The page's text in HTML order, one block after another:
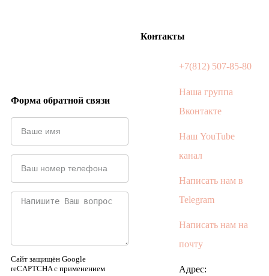
Форма обратной связи
Сайт защищён Google
reCAPTCHA с применением
Контакты
+7(812) 507-85-80
Наша группа
Вконтакте
Наш YouTube
канал
Написать нам в
Telegram
Написать нам на
почту
Адрес: